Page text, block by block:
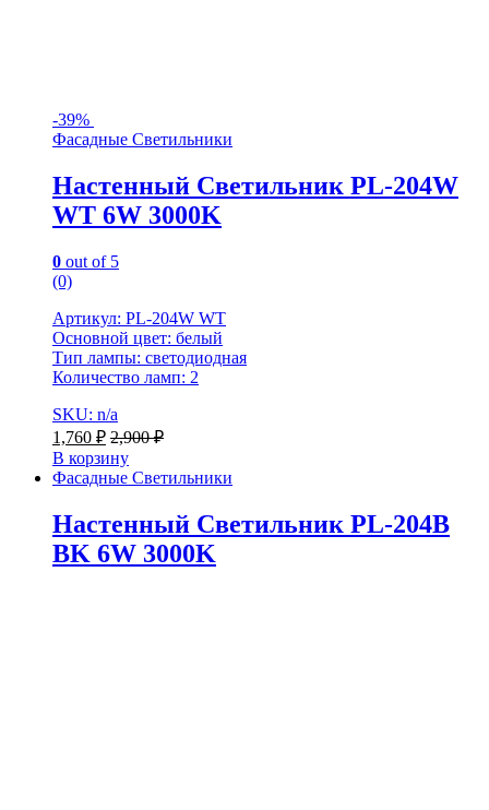
-39%
Фасадные Светильники
Настенный Светильник PL-204W
WT 6W 3000K
0 out of 5
(0)
Артикул: PL-204W WT
Основной цвет: белый
Тип лампы: светодиодная
Количество ламп: 2
SKU: n/a
1,760 ₽ 2,900₽
В корзину
Фасадные Светильники
Настенный Светильник PL-204B
BK 6W 3000K